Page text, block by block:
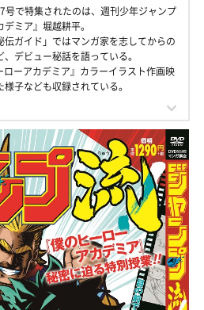
で特集されたのは、週刊少年ジャンプ
ミア』堀越耕平。
ガイド」ではマンガ家を志してからの
デビュー秘話を語っている。
ローアカデミア』カラーイラスト作画映
子なども収録されている。